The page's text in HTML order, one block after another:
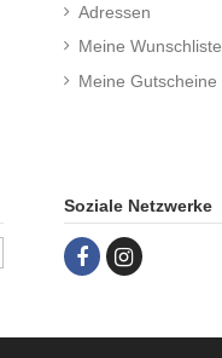
Adressen
Meine Wunschliste
Meine Gutscheine
Soziale Netzwerke